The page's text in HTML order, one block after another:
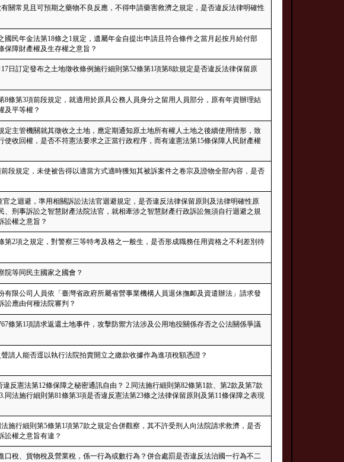
關常見且可預期之藥物不良反應，不得申請藥害救濟之規定，是否違反法律明確性
國民年金法第18條之1規定，遺屬年金自提出申請且符合條件之當月起按月給付部
保障財產權及生存權之意旨？
日訂定發布之土地徵收條例施行細則第52條第1項第8款規定是否違反法律保留原
8條第3項前段規定，就適用於原具公務人員身分之留用人員部分，原有年資辦理結
及平等權？
定主管機關就其徵收之土地，應定期通知原土地所有權人土地之後續使用情形，致
使收回權，是否不符憲法要求之正當行政程序，而有違憲法第15條保障人民財產權
段規定，未使被告得以適當方式適時獲知其被訴案件之卷宗及證物全部內容，是否
官之迴避，準用相關訴訟法法官迴避規定，是否違反法律保留原則及法律明確性原
、刑事訴訟之智慧財產法院法官，就相牽涉之智慧財產行政訴訟無須自行迴避之規
訟權之意旨？
第2項之規定，對警察三等特考及格之一般生，是否形成職務任用資格之不利差別待
院等同民主國家之國會？
有限公司人員依「臺灣省政府所屬省營事業機構人員退休撫卹及資遣辦法」請求發
訟應由何種法院審判？
條第1項請求返還土地事件，攻擊防禦方法涉及公用地役關係存否之公法關係爭議
請人能否逕以執行法院拍賣開立之繳款收據作為進項稅額憑證？
違反憲法第12條保障之秘密通訊自由？ 2.同法施行細則第82條第1款、第2款及第7款
同法施行細則第81條第3項是否違反憲法第23條之法律保留原則及第11條保障之表現
施行細則第5條第1項第7款之規定合併觀察，其不許受刑人向法院請求救濟，是否
訟權之意旨有違？
口稅、貨物稅及營業稅，係一行為或數行為？併合處罰是否違反法治國一行為不二